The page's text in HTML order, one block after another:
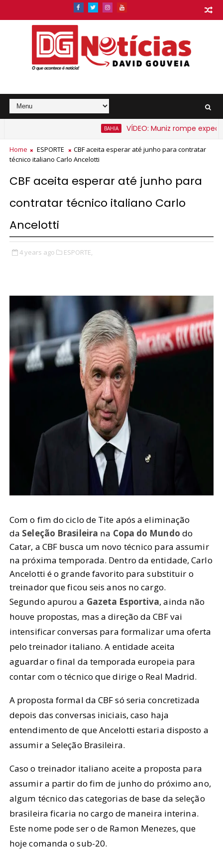
VÍDEO: Muniz rompe
na Bahia a partir de segunda-feira
Home ESPORTE
CBF aceita esperar até junho para contratar
técnico italiano Carlo Ancelotti
CBF aceita esperar até junho para
contratar técnico italiano Carlo
Ancelotti
4 years ago ESPORTE,
Com o fim do ciclo de Tite após a eliminação
da Seleção Brasileira na Copa do Mundo do
Catar, a CBF busca um novo técnico para assumir
na próxima temporada. Dentro da entidade, Carlo
Ancelotti é o grande favorito para substituir o
treinador que ficou seis anos no cargo.
Segundo apurou a Gazeta Esportiva, ainda não
houve propostas, mas a direção da CBF vai
intensificar conversas para formalizar uma oferta
pelo treinador italiano. A entidade aceita
aguardar o final da temporada europeia para
contar com o técnico que dirige o Real Madrid.
A proposta formal da CBF só seria concretizada
depois das conversas iniciais, caso haja
entendimento de que Ancelotti estaria disposto a
assumir a Seleção Brasileira.
Caso o treinador italiano aceite a proposta para
assumir a partir do fim de junho do próximo ano,
algum técnico das categorias de base da seleção
brasileira ficaria no cargo de maneira interina.
Este nome pode ser o de Ramon Menezes, que
hoje comanda o sub-20.